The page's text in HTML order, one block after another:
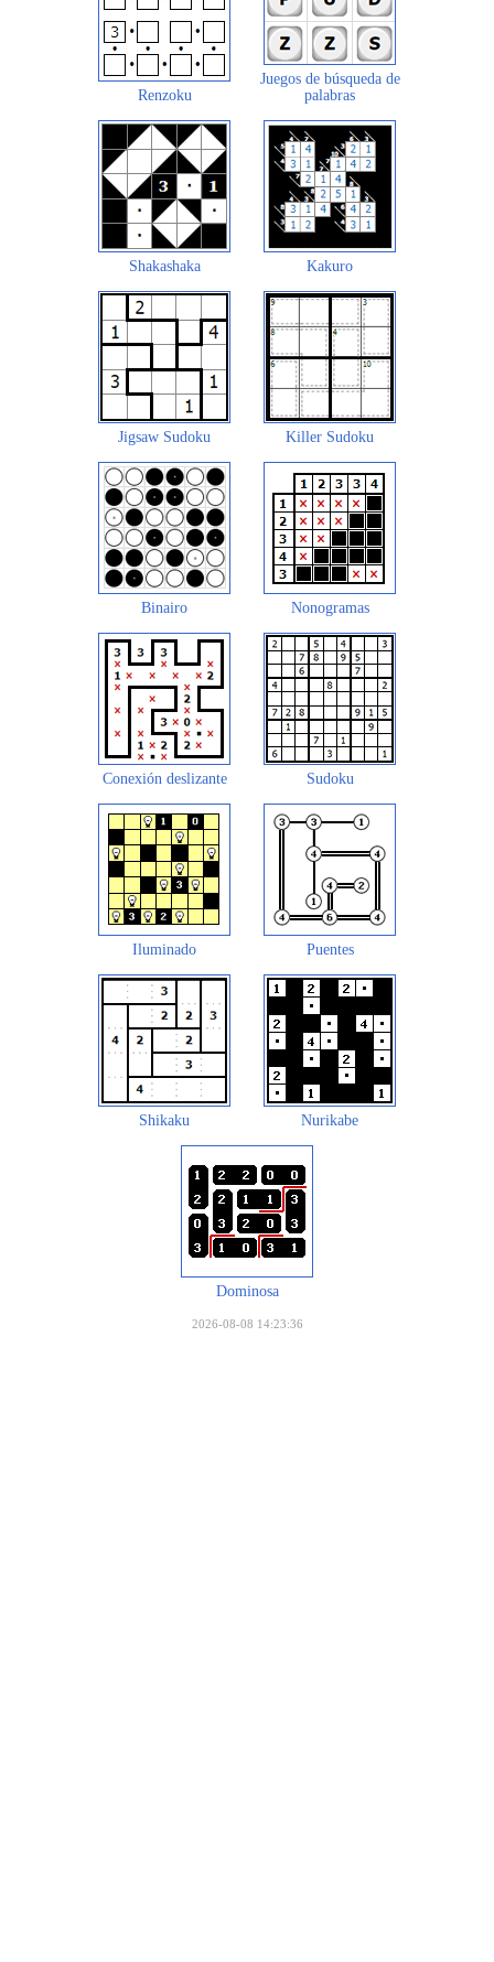
Renzoku
Juegos de búsqueda de
palabras
Shakashaka Kakuro
Jigsaw Sudoku Killer Sudoku
Binairo Nonogramas
Conexión deslizante Sudoku
Iluminado Puentes
Shikaku Nurikabe
Dominosa
2026-08-08 14:23:36